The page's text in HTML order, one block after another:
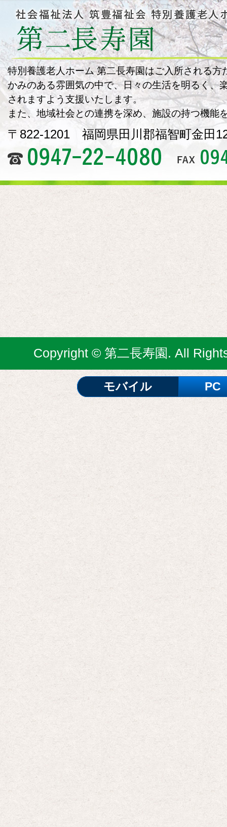
特別養護老人ホーム 第二長寿園はご入所される方
かみのある雰囲気の中で、日々の生活を明るく、
されますよう支援いたします。
また、地域社会との連携を深め、施設の持つ機能
〒822-1201 福岡県田川郡福智町金田
Copyright © 第二長寿園. All
モバイル PC